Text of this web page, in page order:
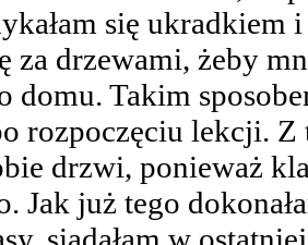
się ukradkiem i
za drzewami, żeby
domu. Takim
rozpoczęciu lekcji. Z
drzwi, ponieważ
Jak już tego